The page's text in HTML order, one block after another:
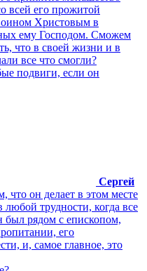
всей его прожитой
Христовым в
ему Господом. Сможем
что в своей жизни и в
все что смогли?
подвиги, если он
Сергей
он делает в этом месте
трудности, когда все
был рядом с епископом,
его
и, самое главное, это